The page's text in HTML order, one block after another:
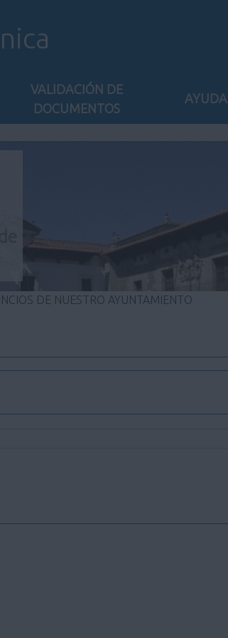
VALIDACIÓN DE
DOCUMENTOS
AYUDA
DE NUESTRO AYUNTAMIENTO